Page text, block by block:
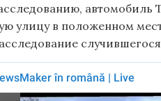
улицу в положенном